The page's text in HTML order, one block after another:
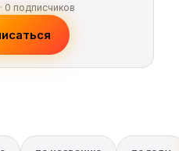
0 подписчиков